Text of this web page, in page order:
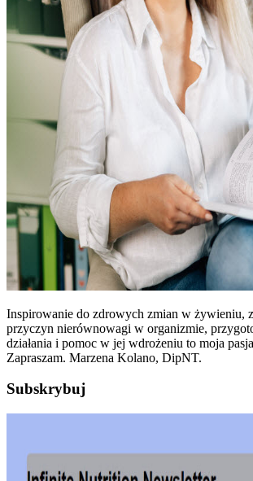
Inspirowanie do zdrowych zmian w żywieniu,
przyczyn nierównowagi w organizmie,
działania i pomoc w jej wdrożeniu to moja
Zapraszam. Marzena Kolano, DipNT.
Subskrybuj